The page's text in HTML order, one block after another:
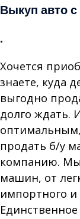
Выкуп авто
.
Хочется
знаете, куда
выгодно
долго ждать.
продать б/у
компанию.
машин, от
импортного и